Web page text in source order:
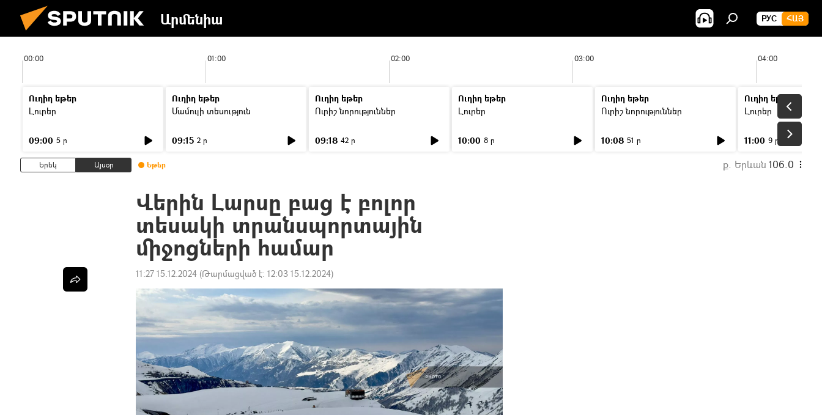
Արմենիա РУС ՀԱՅ
00:00 01:00 02:00 03:00 04:00
Ուղիղ եթեր
Լուրեր
09:00 5 ր
Ուղիղ եթեր
Մամուլի տեսություն
09:15 2 ր
Ուղիղ եթեր
Ուրիշ նորություններ
09:18 42 ր
Ուղիղ եթեր
Լուրեր
10:00 8 ր
Ուղիղ եթեր
Ուրիշ նորություններ
10:08 51 ր
Ուղիղ եթեր
Լուրեր
11:00 9 ր
Երեկ Այսօր Եթեր ք. Երևան 106.0
Վերին Լարսը բաց է բոլոր
տեսակի տրանսպորտային
միջոցների համար
11:27 15.12.2024 (Թարմացված է: 12:03 15.12.2024)